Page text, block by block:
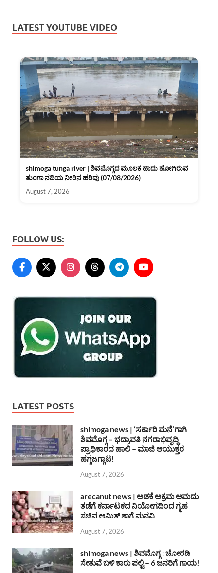
LATEST YOUTUBE VIDEO
shimoga tunga river | ಶಿವಮೊಗ್ಗದ ಮೂಲಕ ಹಾದು ಹೋಗಿರುವ
ತುಂಗಾ ನದಿಯ ನೀರಿನ ಹರಿವು (07/08/2026)
August 7, 2026
FOLLOW US:
LATEST POSTS
shimoga news | ‘ಸರ್ಕಾರಿ ಮನೆ’ಗಾಗಿ
ಶಿವಮೊಗ್ಗ – ಭದ್ರಾವತಿ ನಗರಾಭಿವೃದ್ದಿ
ಪ್ರಾಧಿಕಾರದ ಹಾಲಿ – ಮಾಜಿ ಆಯುಕ್ತರ
ಹಗ್ಗಜಗ್ಗಾಟ!
August 7, 2026
arecanut news | ಅಡಕೆ ಅಕ್ರಮ ಆಮದು
ತಡೆಗೆ ಕರ್ನಾಟಕದ ನಿಯೋಗದಿಂದ ಗೃಹ
ಸಚಿವ ಅಮಿತ್ ಶಾಗೆ ಮನವಿ
August 7, 2026
shimoga news | ಶಿವಮೊಗ್ಗ : ಚೋರಡಿ
ಸೇತುವೆ ಬಳಿ ಕಾರು ಪಲ್ಟಿ – 6 ಜನರಿಗೆ ಗಾಯ!